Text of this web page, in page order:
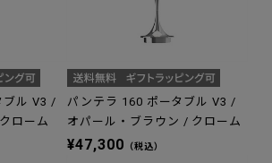
ブル V3 /
ローム
パンテラ 160 ポータブル V3 /
オパール・ブラウン / クローム
¥47,300 （税込）